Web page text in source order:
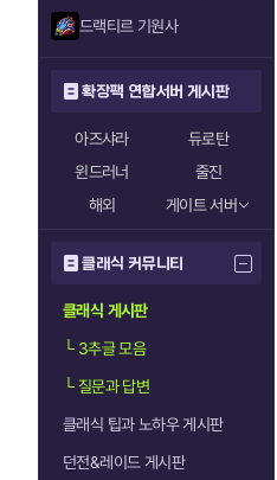
드랙티르 기원사
확장팩 연합서버 게시판
아즈샤라
듀로탄
윈드러너
줄진
해외
게이트 서버
클래식 커뮤니티
클래식 게시판
└3추글 모음
└질문과 답변
클래식 팁과 노하우 게시판
던전&레이드 게시판